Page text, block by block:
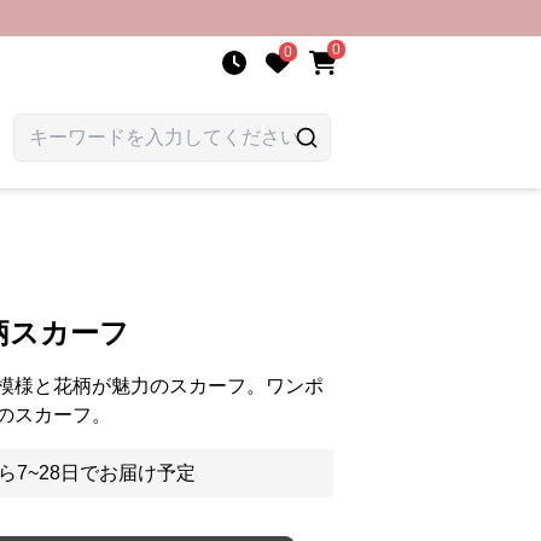
0 0
カーフ
様と花柄が魅力のスカーフ。ワンポ
スカーフ。
7~28日でお届け予定